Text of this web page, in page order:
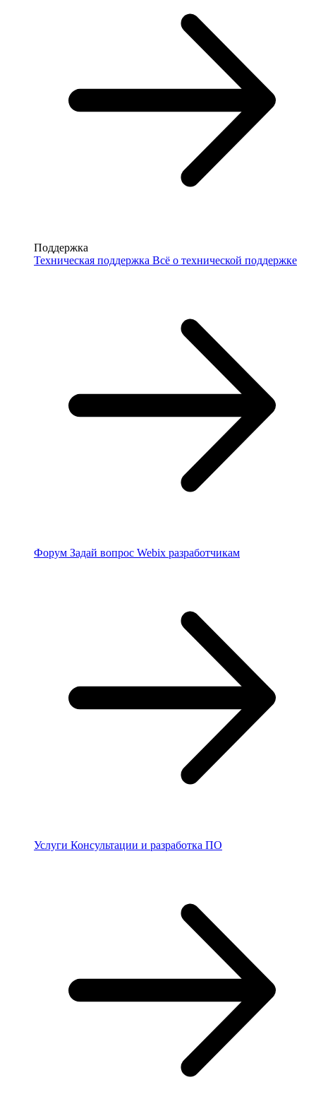
Поддержка
Техническая поддержка Всё о технической поддержке
Форум Задай вопрос Webix разработчикам
Услуги Консультации и разработка ПО